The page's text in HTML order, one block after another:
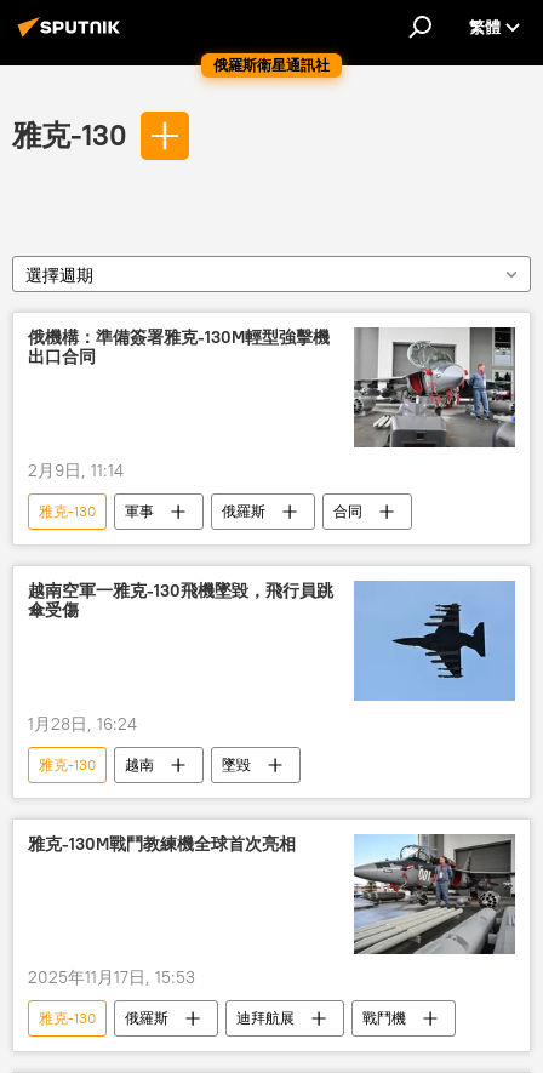
俄羅斯衛星通訊社
繁體
雅克-130
選擇週期
俄機構：準備簽署雅克-130M輕型強擊機
出口合同
2月9日, 11:14
雅克-130 軍事 俄羅斯 合同
越南空軍一雅克-130飛機墜毀，飛行員跳
傘受傷
1月28日, 16:24
雅克-130 越南 墜毀
雅克-130M戰鬥教練機全球首次亮相
2025年11月17日, 15:53
雅克-130 俄羅斯 迪拜航展 戰鬥機